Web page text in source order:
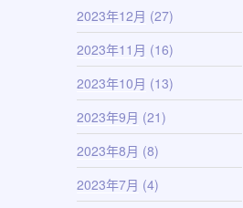
2023年12月 (27)
2023年11月 (16)
2023年10月 (13)
2023年9月 (21)
2023年8月 (8)
2023年7月 (4)